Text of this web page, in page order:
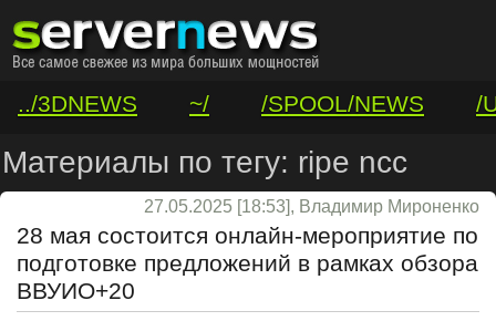
../3DNEWS ~/ /SPOOL/NEWS
/
/VAR/CONTACT
Материалы по тегу: ripe ncc
27.05.2025 [18:53], Владимир Мироненко
28 мая состоится онлайн-мероприятие по
подготовке предложений в рамках обзора
ВВУИО+20